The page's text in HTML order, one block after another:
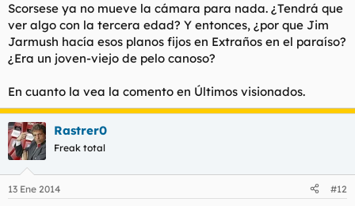
Scorsese ya no mueve la cámara para nada. ¿Tendrá que
ver algo con la tercera edad? Y entonces, ¿por que Jim
Jarmush hacía esos planos fijos en Extraños en el paraíso?
¿Era un joven-viejo de pelo canoso?
En cuanto la vea la comento en Últimos visionados.
Rastrer0
Freak total
13 Ene 2014 #12